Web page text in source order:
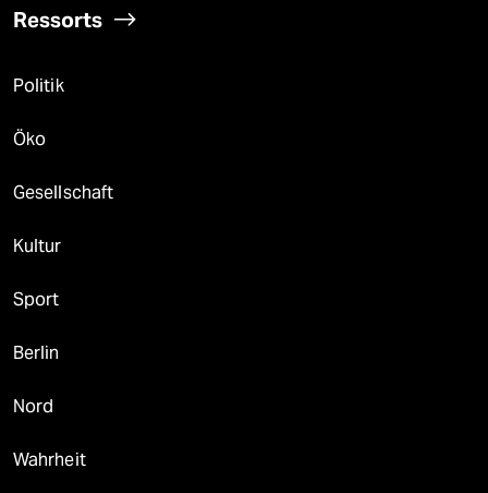
Ressorts
Politik
Öko
Gesellschaft
Kultur
Sport
Berlin
Nord
Wahrheit